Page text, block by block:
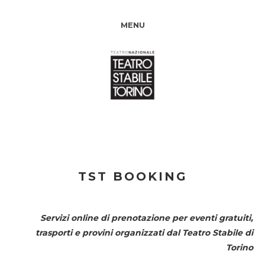
MENU
TST BOOKING
Servizi online di prenotazione per eventi gratuiti,
trasporti e provini organizzati dal Teatro Stabile di
Torino